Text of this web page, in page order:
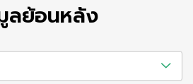
ลย้อนหลัง